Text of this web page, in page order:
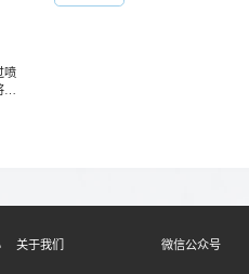
喷
关于我们 微信公众号